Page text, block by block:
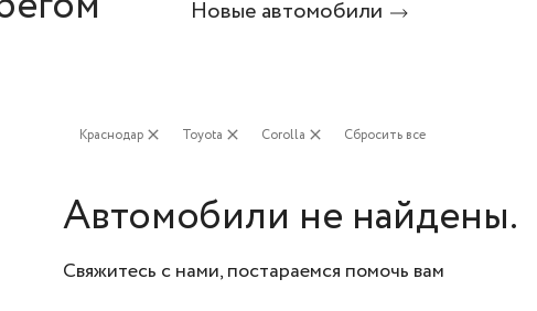
Новые автомобили
Краснодар close Toyota close Corolla close Сбросить все
Автомобили не найдены.
Свяжитесь с нами, постараемся помочь вам